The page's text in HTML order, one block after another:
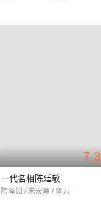
7.3
一代名相陈廷敬
陶泽如 / 朱宏嘉 / 曹力